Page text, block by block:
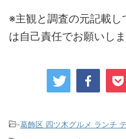
※主観と調査の元記載
は自己責任でお願いしま
-葛飾区 四ツ木グルメ ランチ